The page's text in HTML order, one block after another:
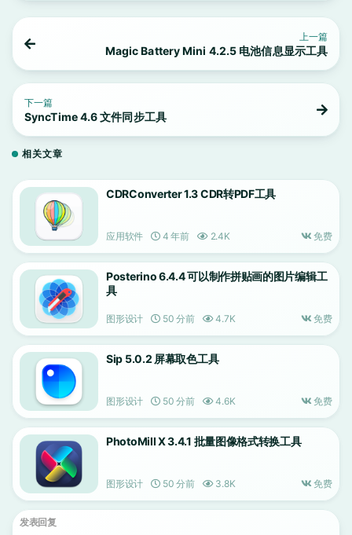
上一篇
Magic Battery Mini 4.2.5 电池信息显示工具
下一篇
SyncTime 4.6 文件同步工具
相关文章
CDRConverter 1.3 CDR转PDF工具
应用软件 4 年前 2.4K 免费
Posterino 6.4.4 可以制作拼贴画的图片编辑工
具
图形设计 50 分前 4.7K 免费
Sip 5.0.2 屏幕取色工具
图形设计 50 分前 4.6K 免费
PhotoMill X 3.4.1 批量图像格式转换工具
图形设计 50 分前 3.8K 免费
发表回复